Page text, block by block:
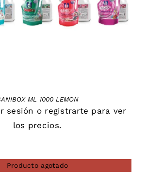
ML 1000 LEMON
sesión o registrarte para ver
los precios.
Producto agotado